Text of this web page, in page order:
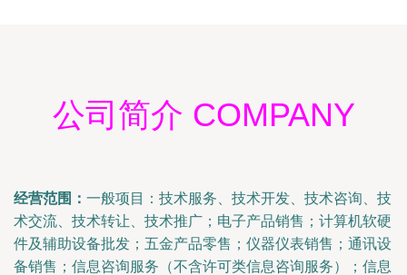
公司简介 COMPANY
经营范围： 一般项目：技术服务、技术开发、技术咨询、技
术交流、技术转让、技术推广；电子产品销售；计算机软硬
件及辅助设备批发；五金产品零售；仪器仪表销售；通讯设
备销售；信息咨询服务（不含许可类信息咨询服务）；信息